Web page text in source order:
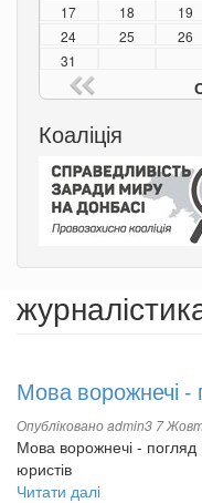
17
18 19
24
25 26
31
Коаліція
Мова ворожнечі -
Опублікованоadmin3 7
Мова ворожнечі - погляд
юристів
Читати далі